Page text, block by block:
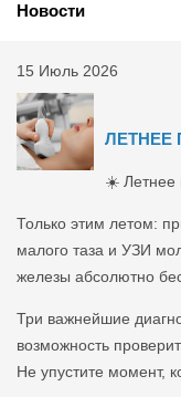
Новости
15 Июль 2026
ЛЕТНЕЕ
☀️ Летнее
Только этим летом:
малого таза и УЗИ
железы абсолютно
Три важнейшие
возможность
Не упустите момент,